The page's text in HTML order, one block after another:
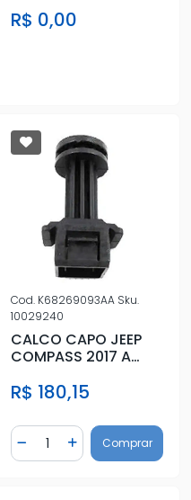
R$ 0,00
Cod. K68269093AA Sku.
10029240
CALCO CAPO JEEP
COMPASS 2017 A
R$ 180,15
Diminuir Quantidade
Quantidade
AdicionarComprar